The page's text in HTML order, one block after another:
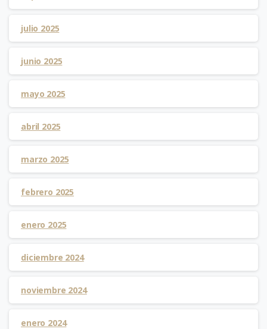
julio 2025
junio 2025
mayo 2025
abril 2025
marzo 2025
febrero 2025
enero 2025
diciembre 2024
noviembre 2024
enero 2024